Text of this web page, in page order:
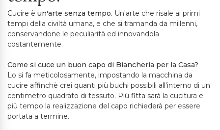
Cucire è un'arte senza tempo. Un'arte che risale ai primi
tempi della civiltà umana, e che si tramanda da millenni,
conservandone le peculiarità ed innovandola
costantemente.
Come si cuce un buon capo di Biancheria per la Casa?
Lo si fa meticolosamente, impostando la macchina da
cucire affinchè crei quanti più buchi possibili all'interno di un
centimetro quadrato di tessuto. Più fitta sarà la cucitura e
più tempo la realizzazione del capo richiederà per essere
portata a termine.